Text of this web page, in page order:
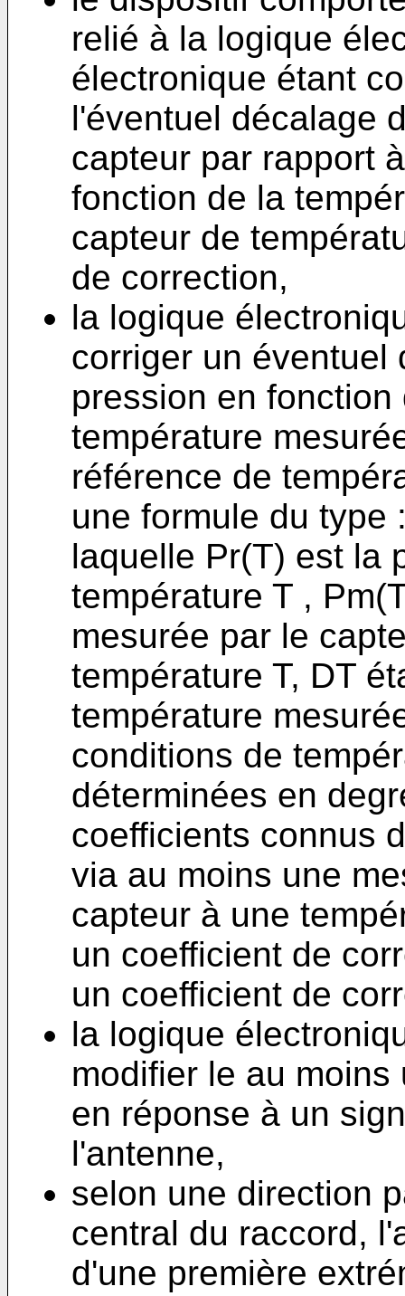
relié à la logique
électronique étant
l'éventuel décalage
capteur par rapport
fonction de la
capteur de
de correction,
la logique
corriger un éventuel
pression en
température
référence de
une formule du type
laquelle Pr(T) est la
température T ,
mesurée par le
température T, DT
température
conditions de
déterminées en
coefficients connus
via au moins une
capteur à une
un coefficient de
un coefficient de
la logique
modifier le au
en réponse à un
l'antenne,
selon une direction
central du raccord,
d'une première